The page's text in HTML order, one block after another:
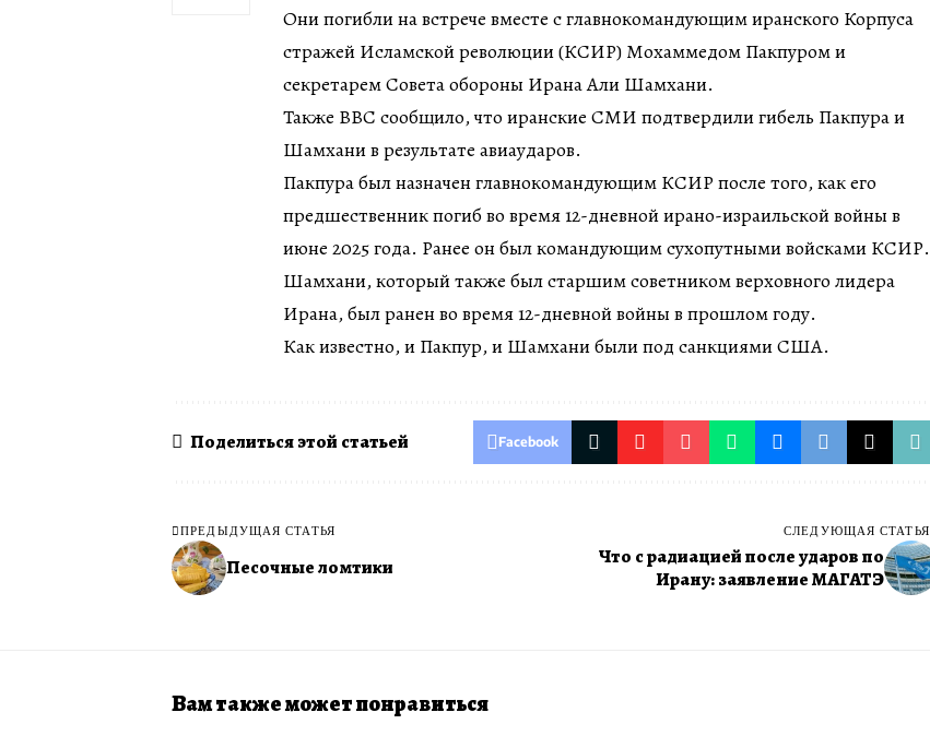
Они погибли на встрече вместе с главнокомандующим иранского Корпуса
стражей Исламской революции (КСИР) Мохаммедом Пакпуром и
секретарем Совета обороны Ирана Али Шамхани.
Также BBC сообщило, что иранские СМИ подтвердили гибель Пакпура и
Шамхани в результате авиаударов.
Пакпура был назначен главнокомандующим КСИР после того, как его
предшественник погиб во время 12-дневной ирано-израильской войны в
июне 2025 года. Ранее он был командующим сухопутными войсками КСИР.
Шамхани, который также был старшим советником верховного лидера
Ирана, был ранен во время 12-дневной войны в прошлом году.
Как известно, и Пакпур, и Шамхани были под санкциями США.
Поделиться этой статьей Facebook
ПРЕДЫДУЩАЯ СТАТЬЯ
Песочные ломтики
СЛЕДУЮЩАЯ СТАТЬЯ
Что с радиацией после ударов по
Ирану: заявление МАГАТЭ
Вам также может понравиться